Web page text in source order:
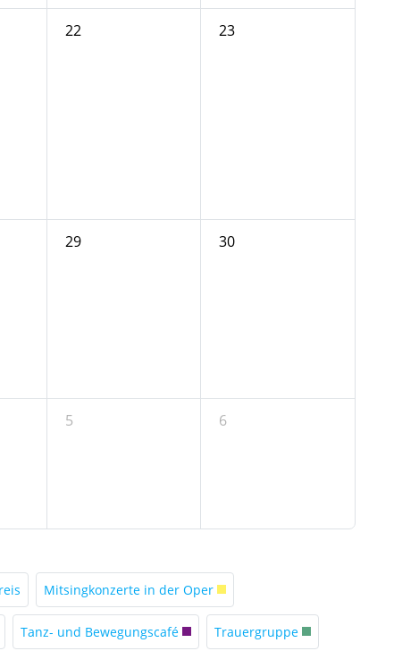
22 23
29 30
5 6
Mitsingkonzerte in der Oper
Tanz- und Bewegungscafé Trauergruppe